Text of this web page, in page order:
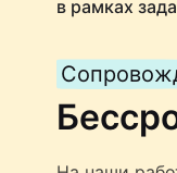
в рамках